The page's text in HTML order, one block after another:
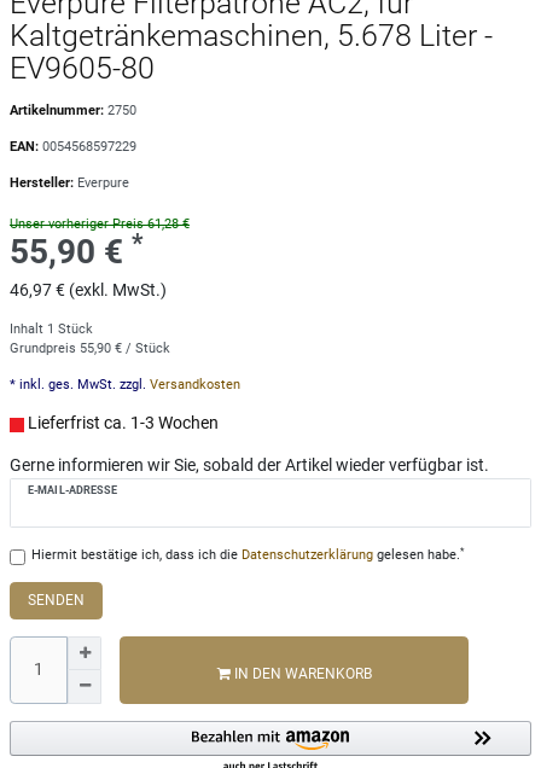
Kaltgetränkemaschinen, 5.678 Liter -
EV9605-80
Artikelnummer: 2750
EAN: 0054568597229
Hersteller: Everpure
Unser vorheriger Preis 61,28 €
55,90 € *
46,97 € (exkl. MwSt.)
Inhalt 1 Stück
Grundpreis 55,90 € / Stück
* inkl. ges. MwSt. zzgl. Versandkosten
Lieferfrist ca. 1-3 Wochen
Gerne informieren wir Sie, sobald der Artikel wieder verfügbar ist.
E-MAIL-ADRESSE
Hiermit bestätige ich, dass ich die Daten­schutz­erklärunggelesen habe.*
SENDEN
IN DEN WARENKORB